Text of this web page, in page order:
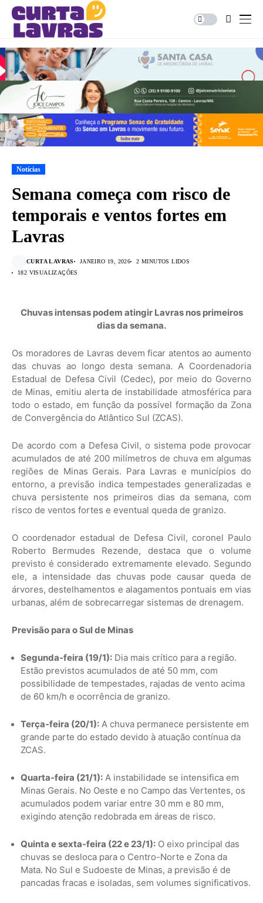
Notícias
Semana começa com risco de
temporais e ventos fortes em
Lavras
CURTA LAVRAS JANEIRO 19, 2026
2 MINUTOS LIDOS
182 VISUALIZAÇÕES
Chuvas intensas podem atingir Lavras nos primeiros
dias da semana.
Os moradores de Lavras devem ficar atentos ao aumento
das chuvas ao longo desta semana. A Coordenadoria
Estadual de Defesa Civil (Cedec), por meio do Governo
de Minas, emitiu alerta de instabilidade atmosférica para
todo o estado, em função da possível formação da Zona
de Convergência do Atlântico Sul (ZCAS).
De acordo com a Defesa Civil, o sistema pode provocar
acumulados de até 200 milímetros de chuva em algumas
regiões de Minas Gerais. Para Lavras e municípios do
entorno, a previsão indica tempestades generalizadas e
chuva persistente nos primeiros dias da semana, com
risco de ventos fortes e eventual queda de granizo.
O coordenador estadual de Defesa Civil, coronel Paulo
Roberto Bermudes Rezende, destaca que o volume
previsto é considerado extremamente elevado. Segundo
ele, a intensidade das chuvas pode causar queda de
árvores, destelhamentos e alagamentos pontuais em vias
urbanas, além de sobrecarregar sistemas de drenagem.
Previsão para o Sul de Minas
Segunda-feira (19/1): Dia mais crítico para a região.
Estão previstos acumulados de até 50 mm, com
possibilidade de tempestades, rajadas de vento acima
de 60 km/h e ocorrência de granizo.
Terça-feira (20/1): A chuva permanece persistente em
grande parte do estado devido à atuação contínua da
ZCAS.
Quarta-feira (21/1): A instabilidade se intensifica em
Minas Gerais. No Oeste e no Campo das Vertentes, os
acumulados podem variar entre 30 mm e 80 mm,
exigindo atenção redobrada em áreas de risco.
Quinta e sexta-feira (22 e 23/1): O eixo principal das
chuvas se desloca para o Centro-Norte e Zona da
Mata. No Sul e Sudoeste de Minas, a previsão é de
pancadas fracas e isoladas, sem volumes significativos.